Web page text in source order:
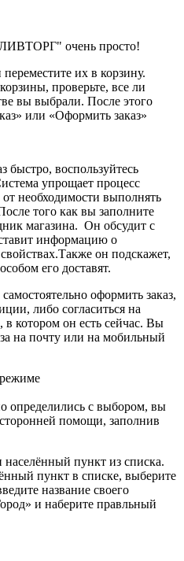
очень просто!
их в корзину.
проверьте, все ли
вы выбрали. После этого
или «Оформить заказ»
быстро, воспользуйтесь
упрощает процесс
необходимости выполнять
того как вы заполните
магазина. Он обсудит с
информацию о
он подскажет,
его доставят.
оформить заказ,
либо согласиться на
в котором он есть сейчас. Вы
на почту или на мобильный
определились с выбором, вы
помощи, заполнив
населённый пункт из списка.
пункт в списке, выберите
название своего
и наберите правльный